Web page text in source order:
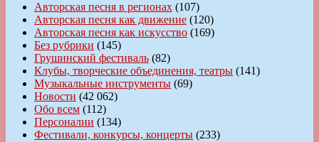
Авторская песня в регионах (107)
Авторская песня как движение (120)
Авторская песня как искусство (169)
Без рубрики (145)
Грушинский фестиваль (82)
Клубы, творческие объединения, театры (141)
Музыкальные инструменты (69)
Новости (42 062)
Обо всем (112)
Персоналии (134)
Фестивали, конкурсы, концерты (233)